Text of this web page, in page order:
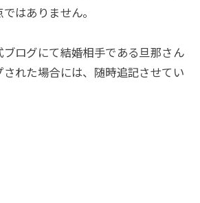
はありません。
ログにて結婚相手である旦那さん
れた場合には、随時追記させてい